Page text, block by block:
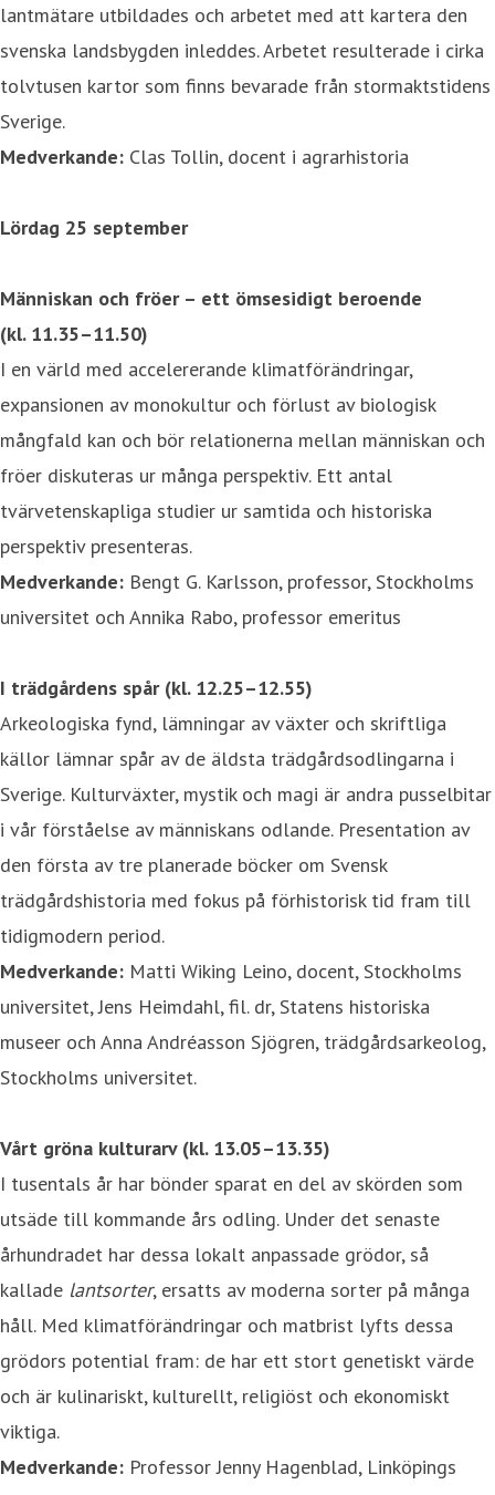
lantmätare utbildades och arbetet med att kartera den
svenska landsbygden inleddes. Arbetet resulterade i cirka
tolvtusen kartor som finns bevarade från stormaktstidens
Sverige.
Medverkande: Clas Tollin, docent i agrarhistoria
Lördag 25 september
Människan och fröer – ett ömsesidigt beroende
(kl. 11.35–11.50)
I en värld med accelererande klimatförändringar,
expansionen av monokultur och förlust av biologisk
mångfald kan och bör relationerna mellan människan och
fröer diskuteras ur många perspektiv. Ett antal
tvärvetenskapliga studier ur samtida och historiska
perspektiv presenteras.
Medverkande: Bengt G. Karlsson, professor, Stockholms
universitet och Annika Rabo, professor emeritus
I trädgårdens spår (kl. 12.25–12.55)
Arkeologiska fynd, lämningar av växter och skriftliga
källor lämnar spår av de äldsta trädgårdsodlingarna i
Sverige. Kulturväxter, mystik och magi är andra pusselbitar
i vår förståelse av människans odlande. Presentation av
den första av tre planerade böcker om Svensk
trädgårdshistoria med fokus på förhistorisk tid fram till
tidigmodern period.
Medverkande: Matti Wiking Leino, docent, Stockholms
universitet, Jens Heimdahl, fil. dr, Statens historiska
museer och Anna Andréasson Sjögren, trädgårdsarkeolog,
Stockholms universitet.
Vårt gröna kulturarv (kl. 13.05–13.35)
I tusentals år har bönder sparat en del av skörden som
utsäde till kommande års odling. Under det senaste
århundradet har dessa lokalt anpassade grödor, så
kallade lantsorter, ersatts av moderna sorter på många
håll. Med klimatförändringar och matbrist lyfts dessa
grödors potential fram: de har ett stort genetiskt värde
och är kulinariskt, kulturellt, religiöst och ekonomiskt
viktiga.
Medverkande: Professor Jenny Hagenblad, Linköpings